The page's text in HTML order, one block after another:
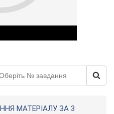
МАТЕРІАЛУ ЗА 3